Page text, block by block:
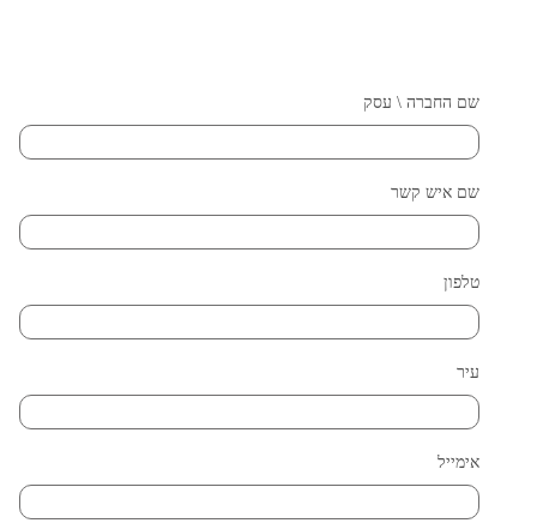
שם החברה \ עסק
שם איש קשר
טלפון
עיר
אימייל